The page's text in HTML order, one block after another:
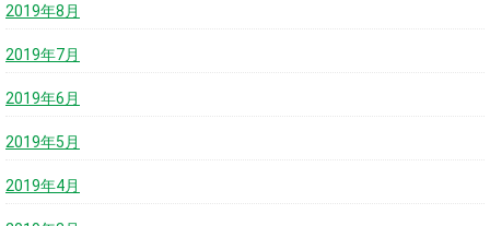
2019年8月
2019年7月
2019年6月
2019年5月
2019年4月